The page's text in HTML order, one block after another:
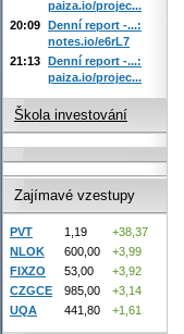
paiza.io/projec...
20:09 Denní report -...:
notes.io/e6rL7
21:13 Denní report -...:
paiza.io/projec...
Škola investování
Zajímavé vzestupy
PVT 1,19
+38,37
NLOK
600,00
+3,99
FIXZO
53,00
+3,92
CZGCE
985,00
+3,14
UQA
441,80 +1,61